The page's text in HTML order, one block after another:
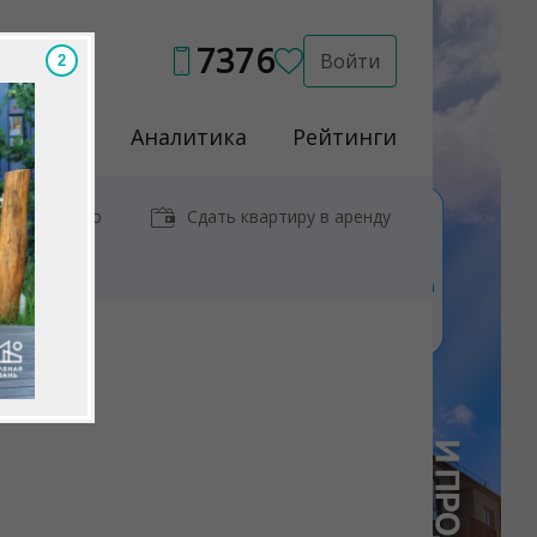
7376 Войти
Услуги Аналитика Рейтинги
у метро Сдать квартиру в аренду
1